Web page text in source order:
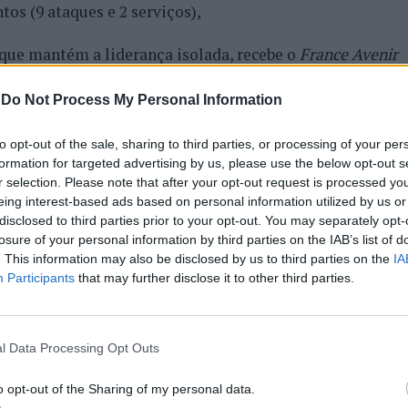
Do Not Process My Personal Information
opt-out of the sale, sharing to third parties, or processing of your
for targeted advertising by us, please use the below opt-out
selection. Please note that after your opt-out request is processed
interest-based ads based on personal information utilized by us
to third parties prior to your opt-out. You may separately
of your personal information by third parties on the IAB’s list of
This information may also be disclosed by us to third parties on the
Participants that may further disclose it to other third parties.
Data Processing Opt Outs
opt-out of the Sharing of my personal data.
(9 ataques e 2 serviços),
mantém a liderança isolada, recebe o France Avenir
Münster
MTV Stuttgart, líder isolado da1. Bundesliga
8º classificado, visita oWiesbaden(7º).
Kavalenka, atualmente no 11º lugar do Grupo A da
agendado para o dia 23 de janeiro com o líder
PORTUGUESA DE VOLEIBOL VOLEIBOL